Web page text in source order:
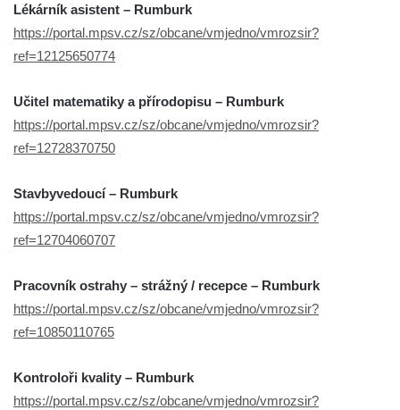
Lékárník asistent – Rumburk
https://portal.mpsv.cz/sz/obcane/vmjedno/vmrozsir?
ref=12125650774
Učitel matematiky a přírodopisu – Rumburk
https://portal.mpsv.cz/sz/obcane/vmjedno/vmrozsir?
ref=12728370750
Stavbyvedoucí – Rumburk
https://portal.mpsv.cz/sz/obcane/vmjedno/vmrozsir?
ref=12704060707
Pracovník ostrahy – strážný / recepce – Rumburk
https://portal.mpsv.cz/sz/obcane/vmjedno/vmrozsir?
ref=10850110765
Kontroloři kvality – Rumburk
https://portal.mpsv.cz/sz/obcane/vmjedno/vmrozsir?